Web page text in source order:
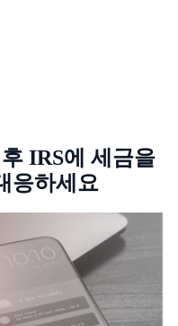
IRS에 세금을
응하세요